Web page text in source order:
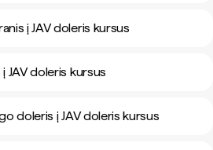
į JAV doleris kursus
JAV doleris kursus
doleris į JAV doleris kursus